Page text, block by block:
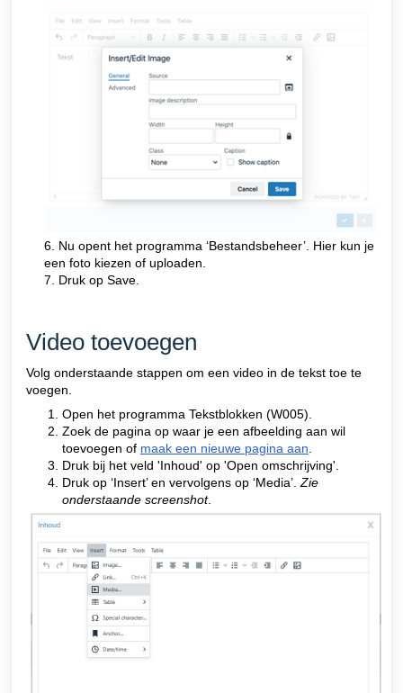
6. Nu opent het programma ‘Bestandsbeheer’. Hier kun je
een foto kiezen of uploaden.
7. Druk op Save.
Video toevoegen
Volg onderstaande stappen om een video in de tekst toe te
voegen.
Open het programma Tekstblokken (W005).
Zoek de pagina op waar je een afbeelding aan wil
toevoegen of maak een nieuwe pagina aan
Druk bij het veld 'Inhoud' op 'Open omschrijving'.
Druk op ‘Insert’ en vervolgens op ‘Media’. Zie
onderstaande screenshot.